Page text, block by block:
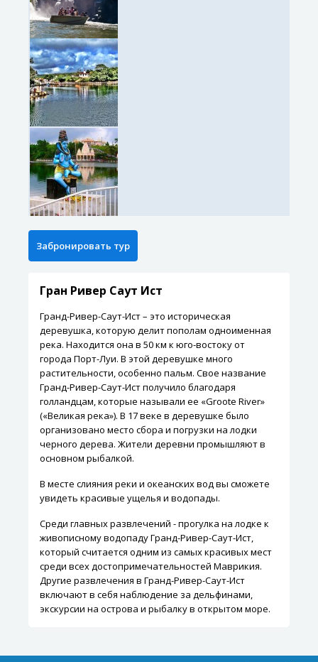
Гран Ривер Саут Ист
Гранд-Ривер-Саут-Ист – это историческая
деревушка, которую делит пополам одноименная
река. Находится она в 50 км к юго-востоку от
города Порт-Луи. В этой деревушке много
растительности, особенно пальм. Свое название
Гранд-Ривер-Саут-Ист получило благодаря
голландцам, которые называли ее «Groote River»
(«Великая река»). В 17 веке в деревушке было
организовано место сбора и погрузки на лодки
черного дерева. Жители деревни промышляют в
основном рыбалкой.
В месте слияния реки и океанских вод вы сможете
увидеть красивые ущелья и водопады.
Среди главных развлечений - прогулка на лодке к
живописному водопаду Гранд-Ривер-Саут-Ист,
который считается одним из самых красивых мест
среди всех достопримечательностей Маврикия.
Другие развлечения в Гранд-Ривер-Саут-Ист
включают в себя наблюдение за дельфинами,
экскурсии на острова и рыбалку в открытом море.